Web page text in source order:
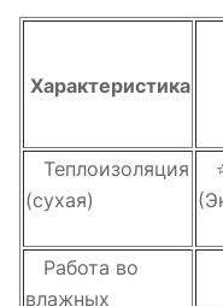
Характеристика
Теплоизоляция
(сухая)
Работа во
влажных